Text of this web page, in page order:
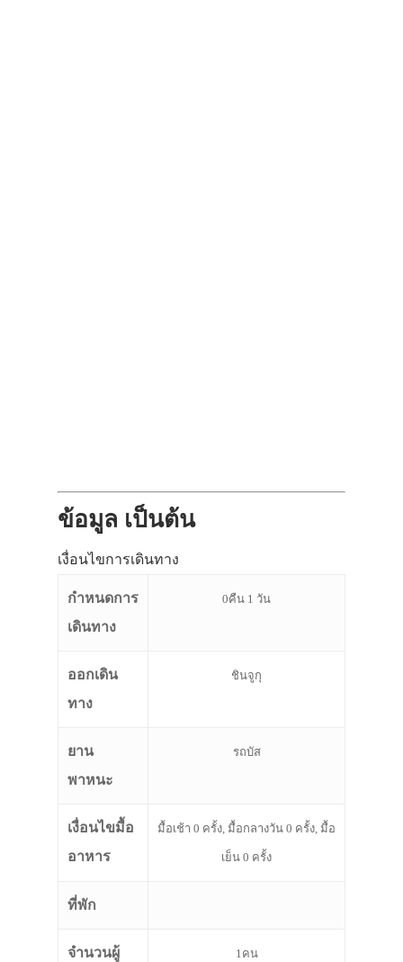
ข้อมูล เป็นต้น
เงื่อนไขการเดินทาง
กำหนดการ
เดินทาง
0คืน 1 วัน
ออกเดิน
ทาง
ชินจูกุ
ยาน
พาหนะ
รถบัส
เงื่อนไขมื้อ
อาหาร
มื้อเช้า 0 ครั้ง, มื้อกลางวัน 0 ครั้ง, มื้อ
เย็น 0 ครั้ง
ที่พัก
จำนวนผู้
1คน